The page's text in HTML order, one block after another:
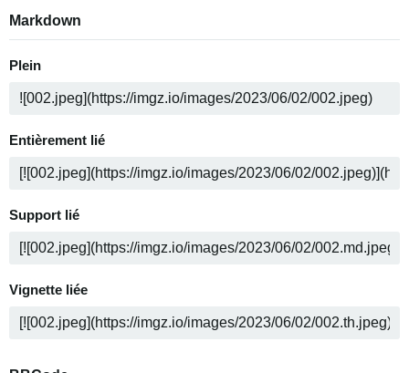
Markdown
Plein
Entièrement lié
Support lié
Vignette liée